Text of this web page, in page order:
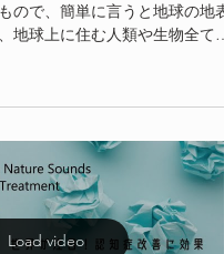
ので、簡単に言うと地球の地表
地球上に住む人類や生物全てを
磁周波数のこと。そしてこの電
脳波の一種である「アルファ
Load video